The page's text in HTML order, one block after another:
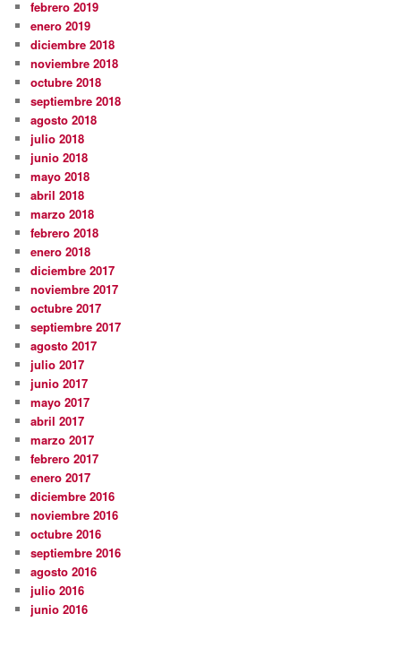
febrero 2019
enero 2019
diciembre 2018
noviembre 2018
octubre 2018
septiembre 2018
agosto 2018
julio 2018
junio 2018
mayo 2018
abril 2018
marzo 2018
febrero 2018
enero 2018
diciembre 2017
noviembre 2017
octubre 2017
septiembre 2017
agosto 2017
julio 2017
junio 2017
mayo 2017
abril 2017
marzo 2017
febrero 2017
enero 2017
diciembre 2016
noviembre 2016
octubre 2016
septiembre 2016
agosto 2016
julio 2016
junio 2016